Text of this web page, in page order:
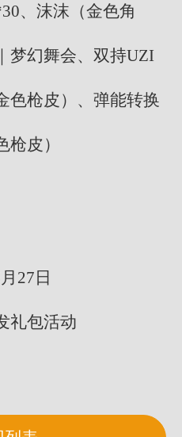
、沫沫（金色角
梦幻舞会、双持UZI
色枪皮）、弹能转换
皮）
27日
礼包活动